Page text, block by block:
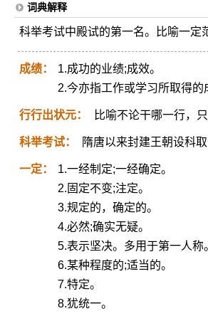
词典解释
科举考试中殿试的第一名。比喻一定
成绩：
1.成功的业绩;成效。
2.今亦指工作或学习所取得的
行行出状元： 比喻不论干哪一行，
科举考试： 隋唐以来封建王朝设科
一定：
1.一经制定;一经确定。
2.固定不变;注定。
3.规定的，确定的。
4.必然;确实无疑。
5.表示坚决。多用于第一人称
6.某种程度的;适当的。
7.特定。
8.犹统一。